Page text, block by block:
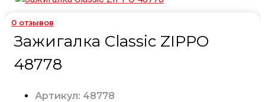
0 отзывов
Зажигалка Classic ZIPPO
48778
Артикул: 48778